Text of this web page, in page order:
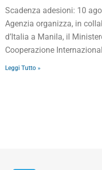
Scadenza adesioni: 10
Agenzia organizza, in
d’Italia a Manila, il
Cooperazione
Leggi Tutto »